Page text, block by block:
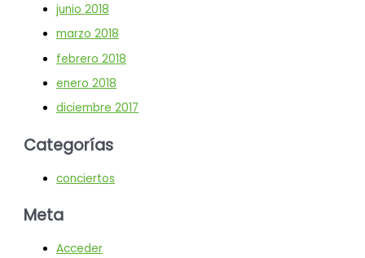
junio 2018
marzo 2018
febrero 2018
enero 2018
diciembre 2017
Categorías
conciertos
Meta
Acceder